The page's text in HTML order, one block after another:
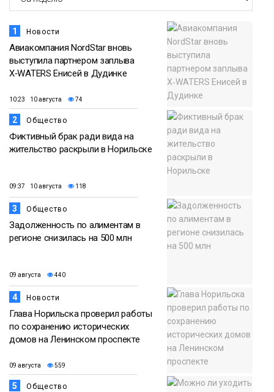
1 Новости
Авиакомпания NordStar вновь
выступила партнером заплыва
X‑WATERS Енисей в Дудинке
10:23 10 августа 74
2 Общество
Фиктивный брак ради вида на
жительство раскрыли в Норильске
09:37 10 августа 118
3 Общество
Задолженность по алиментам в
регионе снизилась на 500 млн
09 августа 440
4 Новости
Глава Норильска проверил работы
по сохранению исторических
домов на Ленинском проспекте
09 августа 559
5 Общество